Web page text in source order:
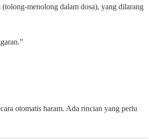
menolong dalam dosa), yang dilarang
otomatis haram. Ada rincian yang perlu